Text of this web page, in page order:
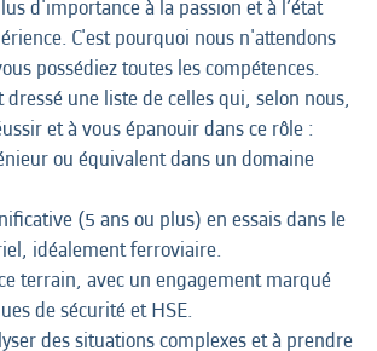
d'importance à la passion et à l’état
C'est pourquoi nous n'attendons
possédiez toutes les compétences.
une liste de celles qui, selon nous,
et à vous épanouir dans ce rôle :
ou équivalent dans un domaine
(5 ans ou plus) en essais dans le
idéalement ferroviaire.
terrain, avec un engagement marqué
de sécurité et HSE.
des situations complexes et à prendre